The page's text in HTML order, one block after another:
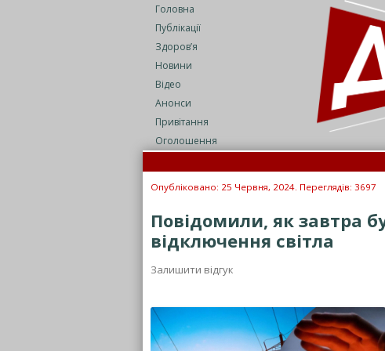
Головна
Публікації
Здоров’я
Новини
Відео
Анонси
Привітання
Оголошення
Опубліковано: 25 Червня, 2024. Переглядів: 3697
Повідомили, як завтра
відключення світла
Залишити відгук